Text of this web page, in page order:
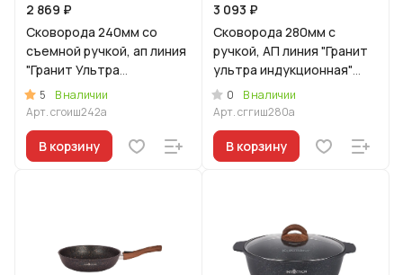
2 869 ₽
Сковорода 240мм со
съемной ручкой, ап линия
"Гранит Ультра
Индукционная"
(оригинальный)
5
В наличии
Арт.сгоиш242а
В корзину
3 093 ₽
Сковорода 280мм с
ручкой, АП линия "Гранит
ультра индукционная"
(Синий)
0
В наличии
Арт.сггиш280а
В корзину